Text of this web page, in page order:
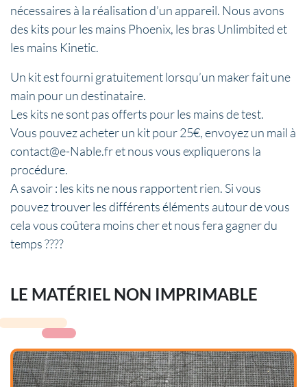
nécessaires à la réalisation d’un appareil. Nous avons
des kits pour les mains Phoenix, les bras Unlimbited et
les mains Kinetic.
Un kit est fourni gratuitement lorsqu’un maker fait une
main pour un destinataire.
Les kits ne sont pas offerts pour les mains de test.
Vous pouvez acheter un kit pour 25€, envoyez un mail à
contact@e-Nable.fr et nous vous expliquerons la
procédure.
A savoir : les kits ne nous rapportent rien. Si vous
pouvez trouver les différents éléments autour de vous
cela vous coûtera moins cher et nous fera gagner du
temps ????
LE MATÉRIEL NON IMPRIMABLE